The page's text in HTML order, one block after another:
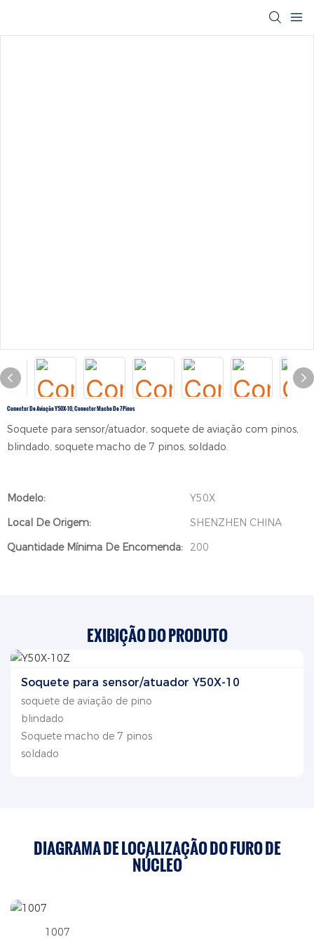
Conector De Aviação Y50X-10, Conector Macho De 7 Pinos
Soquete para sensor/atuador, soquete de aviação com pinos,
blindado, soquete macho de 7 pinos, soldado.
Modelo:
Y50X
Local De Origem:
SHENZHEN CHINA
Quantidade Mínima De Encomenda:
200
EXIBIÇÃO DO PRODUTO
Soquete para sensor/atuador Y50X-10
soquete de aviação de pino
blindado
Soquete macho de 7 pinos
soldado
DIAGRAMA DE LOCALIZAÇÃO DO FURO DE
NÚCLEO
1007